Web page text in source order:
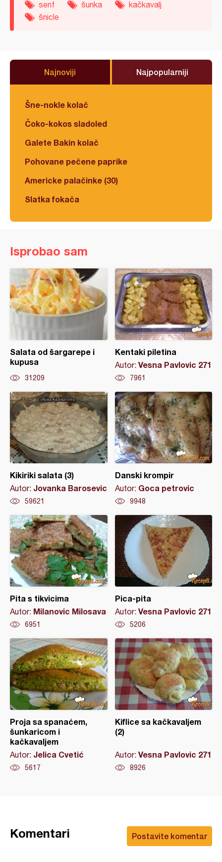
senf šunka
kačkavalj
šnicle
Najnoviji Najpopularniji
Šne-nokle kolač
Čoko-kokos sladoled
Galete Bakin kolač
Pohovane pečene paprike
Americke palačinke (30)
Slatka fokača
Isprobao sam
Salata od šargarepe i
kupusa
31209
Kentaki piletina
Autor: Vesna Pavlovic 271
7961
Kikiriki salata (3)
Autor: Jovanka Barosevic
59621
Danski krompir
Autor: Goca petrovic
9948
Pita s tikvicima
Autor: Milanovic Milosava
6951
Pica-pita
Autor: Vesna Pavlovic 271
5206
Proja sa spanaćem,
šunkaricom i
kačkavaljem
Autor: Jelica Cvetić
5617
Kiflice sa kačkavaljem
(2)
Autor: Vesna Pavlovic 271
8926
Postavite komentar
Komentari